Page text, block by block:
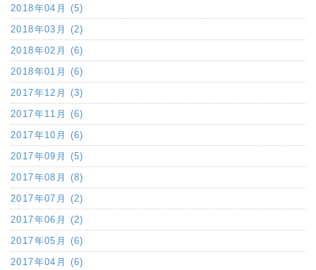
2018年04月 (5)
2018年03月 (2)
2018年02月 (6)
2018年01月 (6)
2017年12月 (3)
2017年11月 (6)
2017年10月 (6)
2017年09月 (5)
2017年08月 (8)
2017年07月 (2)
2017年06月 (2)
2017年05月 (6)
2017年04月 (6)